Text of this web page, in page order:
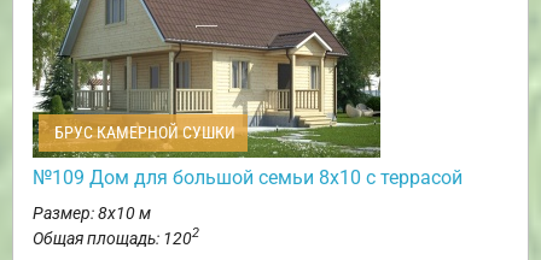
БРУС КАМЕРНОЙ СУШКИ
№109 Дом для большой семьи 8х10 с террасой
Размер: 8х10 м
Общая площадь: 1202